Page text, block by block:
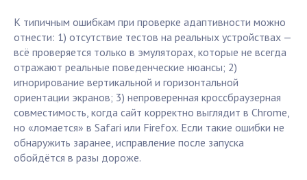
К типичным ошибкам при проверке адаптивности можно
отнести: 1) отсутствие тестов на реальных устройствах —
всё проверяется только в эмуляторах, которые не всегда
отражают реальные поведенческие нюансы; 2)
игнорирование вертикальной и горизонтальной
ориентации экранов; 3) непроверенная кроссбраузерная
совместимость, когда сайт корректно выглядит в Chrome,
но «ломается» в Safari или Firefox. Если такие ошибки не
обнаружить заранее, исправление после запуска
обойдётся в разы дороже.